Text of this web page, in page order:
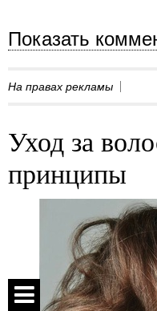
Показать
На правах рекламы
Уход за
принципы